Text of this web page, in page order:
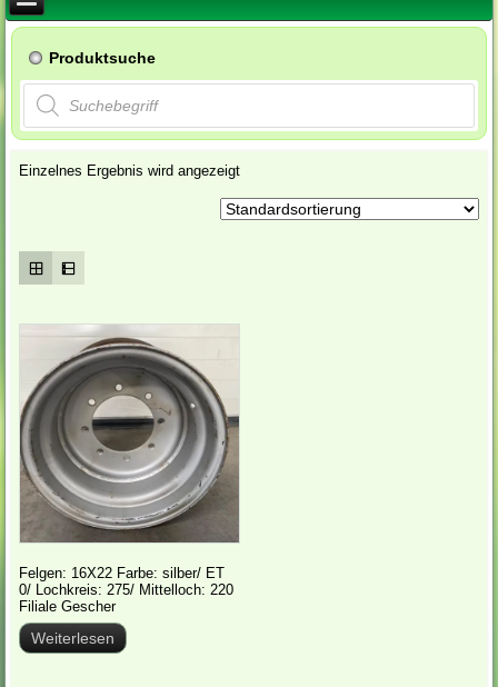
Produktsuche
Products
search
Einzelnes Ergebnis wird angezeigt
Felgen: 16X22 Farbe: silber/ ET
0/ Lochkreis: 275/ Mittelloch: 220
Filiale Gescher
Weiterlesen